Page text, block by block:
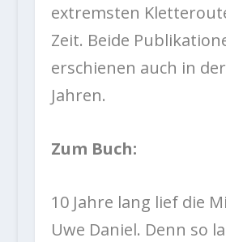
extremsten
Zeit. Beide
erschienen auch in
Jahren.
Zum Buch:
10 Jahre lang lief die
Uwe Daniel. Denn so